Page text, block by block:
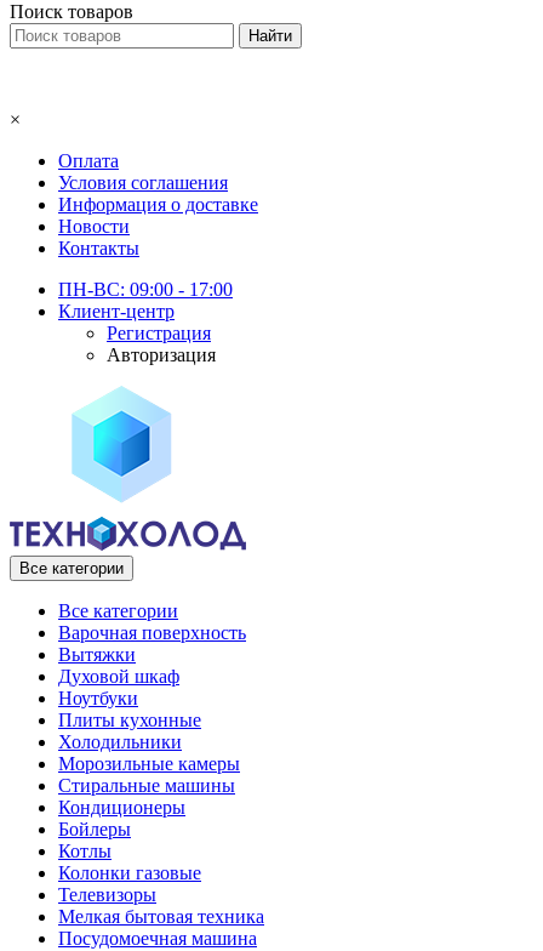
Поиск товаров
×
Оплата
Условия соглашения
Информация о доставке
Новости
Контакты
ПН-ВС: 09:00 - 17:00
Клиент-центр
Регистрация
Авторизация
Все категории
Все категории
Варочная поверхность
Вытяжки
Духовой шкаф
Ноутбуки
Плиты кухонные
Холодильники
Морозильные камеры
Стиральные машины
Кондиционеры
Бойлеры
Котлы
Колонки газовые
Телевизоры
Мелкая бытовая техника
Посудомоечная машина